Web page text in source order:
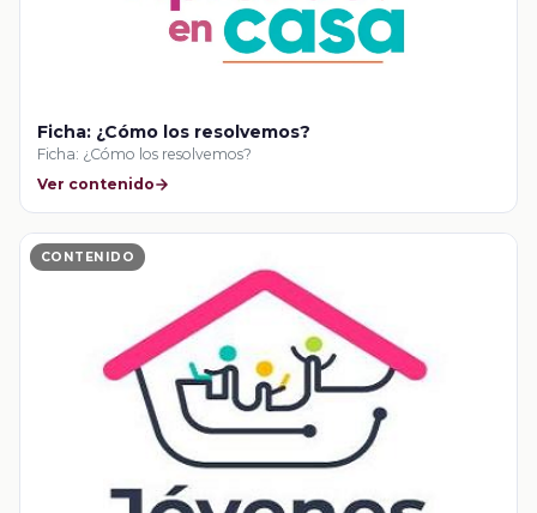
Ficha: ¿Cómo los resolvemos?
Ficha: ¿Cómo los resolvemos?
Ver contenido
CONTENIDO